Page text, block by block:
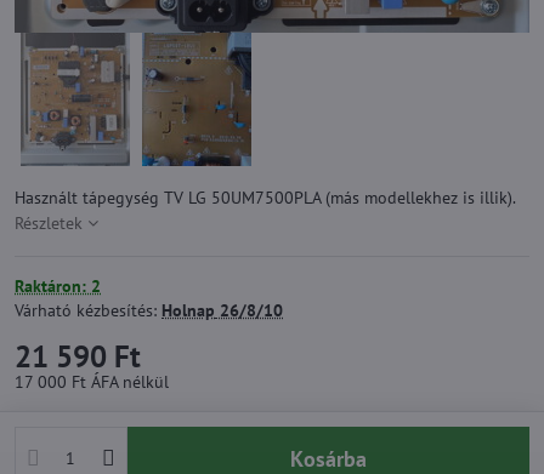
Használt tápegység TV LG 50UM7500PLA (más modellekhez is illik).
Részletek
Raktáron: 2
Várható kézbesítés: Holnap 26/8/10
21 590 Ft
17 000 Ft ÁFA nélkül
Kosárba